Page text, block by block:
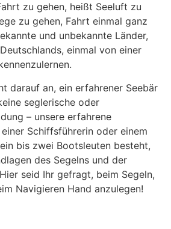
zu gehen, heißt Seeluft zu
zu gehen, Fahrt einmal ganz
und unbekannte Länder,
einmal von einer
darauf an, ein erfahrener Seebär
seglerische oder
– unsere erfahrene
Schiffsführerin oder einem
bis zwei Bootsleuten besteht,
des Segelns und der
seid Ihr gefragt, beim Segeln,
Navigieren Hand anzulegen!